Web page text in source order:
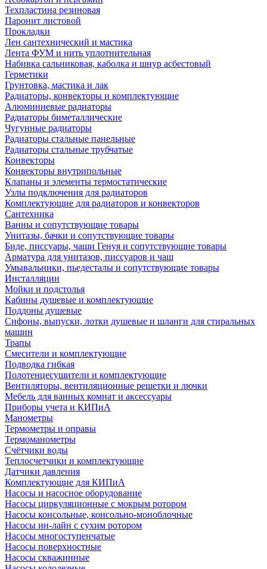
Техпластина резиновая
Паронит листовой
Прокладки
Лен сантехнический и мастика
Лента ФУМ и нить уплотнительная
Набивка сальниковая, каболка и шнур асбестовый
Герметики
Грунтовка, мастика и лак
Радиаторы, конвекторы и комплектующие
Алюминиевые радиаторы
Радиаторы биметаллические
Чугунные радиаторы
Радиаторы стальные панельные
Радиаторы стальные трубчатые
Конвекторы
Конвекторы внутрипольные
Клапаны и элементы термостатические
Узлы подключения для радиаторов
Комплектующие для радиаторов и конвекторов
Сантехника
Ванны и сопутствующие товары
Унитазы, бачки и сопутствующие товары
Биде, писсуары, чаши Генуя и сопутствующие товары
Арматура для унитазов, писсуаров и чаш
Умывальники, пьедесталы и сопутствующие товары
Инсталляции
Мойки и подстолья
Кабины душевые и комплектующие
Поддоны душевые
Сифоны, выпуски, лотки душевые и шланги для стиральных
машин
Трапы
Смесители и комплектующие
Подводка гибкая
Полотенцесушители и комплектующие
Вентиляторы, вентиляционные решетки и лючки
Мебель для ванных комнат и аксессуары
Приборы учета и КИПиА
Манометры
Термометры и оправы
Термоманометры
Счётчики воды
Теплосчетчики и комплектующие
Датчики давления
Комплектующие для КИПиА
Насосы и насосное оборудование
Насосы циркуляционные с мокрым ротором
Насосы консольные, консольно-моноблочные
Насосы ин-лайн с сухим ротором
Насосы многоступенчатые
Насосы поверхностные
Насосы скважинные